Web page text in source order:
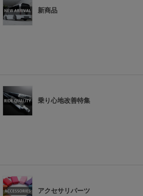
新商品
乗り心地改善特集
アクセサリパーツ